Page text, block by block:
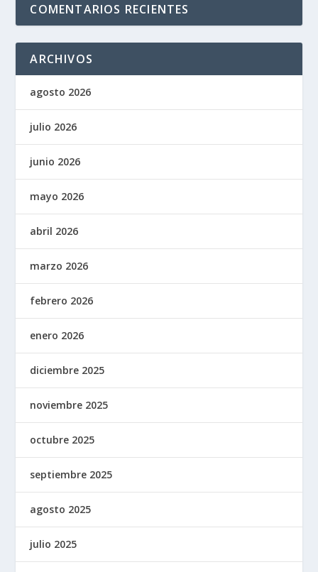
COMENTARIOS RECIENTES
ARCHIVOS
agosto 2026
julio 2026
junio 2026
mayo 2026
abril 2026
marzo 2026
febrero 2026
enero 2026
diciembre 2025
noviembre 2025
octubre 2025
septiembre 2025
agosto 2025
julio 2025